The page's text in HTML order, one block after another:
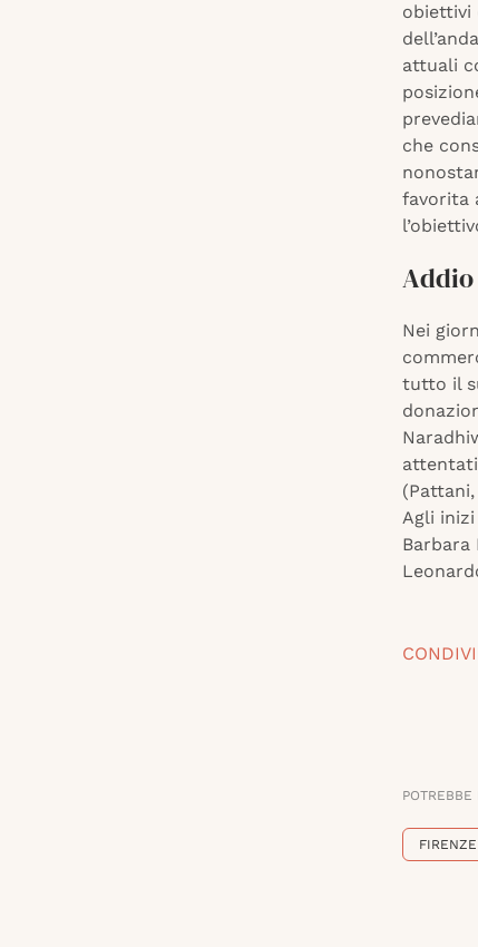
obiettivi
attuali
che
favorita
Addio
Nei
tutto il
Agli
Barbara
FIRENZE